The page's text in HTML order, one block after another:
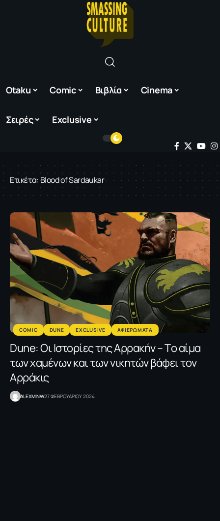
Otaku Comic Βιβλία Cinema
Σειρές Exclusive
Ετικέτα:Blood of Sardaukar
COMIC DUNE EXCLUSIVE ΑΦΙΕΡΩΜΑΤΑ
Dune: Οι Ιστορίες της Αρρακήν – Τo αίμα
των χαμένων και των νικητών βάφει τον
Αρράκις
ALEXMINW27 ΦΕΒΡΟΥΑΡΙΟΥ 2024